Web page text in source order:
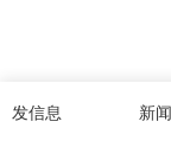
发信息 新闻